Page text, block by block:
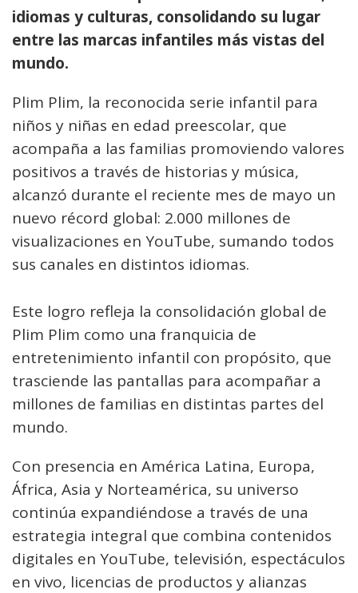
idiomas y culturas, consolidando su lugar
entre las marcas infantiles más vistas del
mundo.
Plim Plim, la reconocida serie infantil para
niños y niñas en edad preescolar, que
acompaña a las familias promoviendo valores
positivos a través de historias y música,
alcanzó durante el reciente mes de mayo un
nuevo récord global: 2.000 millones de
visualizaciones en YouTube, sumando todos
sus canales en distintos idiomas.
Este logro refleja la consolidación global de
Plim Plim como una franquicia de
entretenimiento infantil con propósito, que
trasciende las pantallas para acompañar a
millones de familias en distintas partes del
mundo.
Con presencia en América Latina, Europa,
África, Asia y Norteamérica, su universo
continúa expandiéndose a través de una
estrategia integral que combina contenidos
digitales en YouTube, televisión, espectáculos
en vivo, licencias de productos y alianzas